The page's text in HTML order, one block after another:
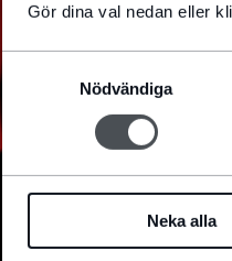
Gör dina val nedan eller
Samtyckesval
Nödvändiga
Neka alla